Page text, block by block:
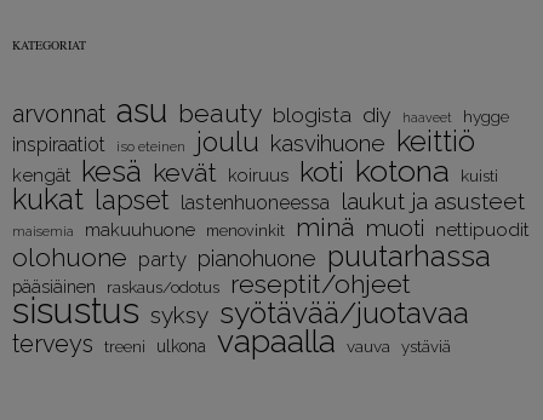
KATEGORIAT
arvonnat asu beauty blogista diy haaveet hygge
inspiraatiot iso eteinen joulu kasvihuone keittiö
kengät kesä kevät koiruus koti kotona kuisti
kukat lapset lastenhuoneessa laukut ja asusteet
maisemia makuuhuone menovinkit minä muoti nettipuodit
olohuone party pianohuone puutarhassa
pääsiäinen raskaus/odotus reseptit/ohjeet
sisustus syksy syötävää/juotavaa
terveys treeni ulkona vapaalla vauva ystäviä